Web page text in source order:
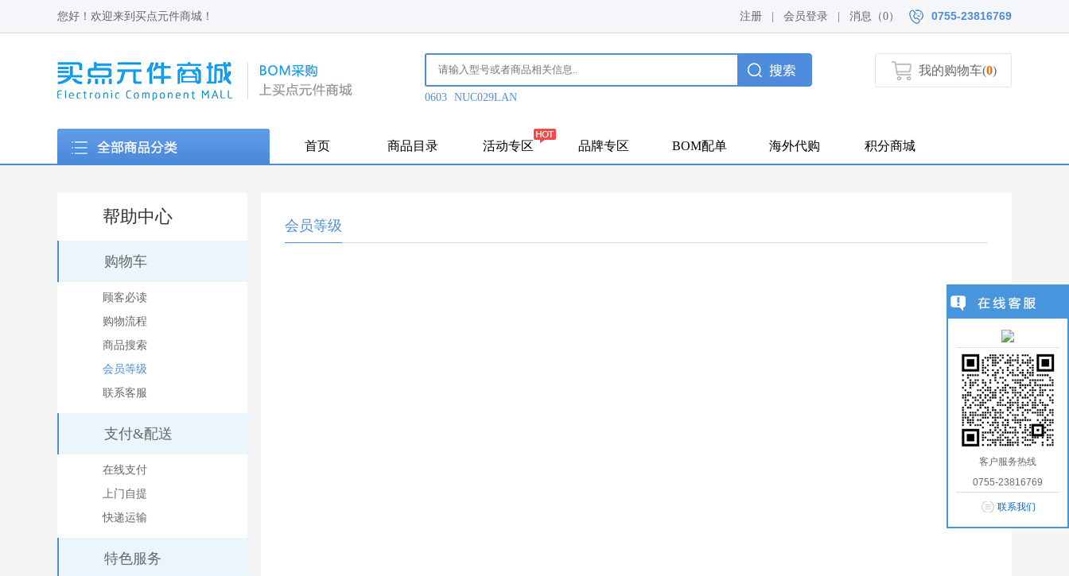
0755-23816769
注册 会员登录 消息（0）
您好！欢迎来到买点元件商城！
我的购物车(0)
0603 NUC029LAN
首页 商品目录 活动专区 品牌专区 BOM配单 海外代购 积分商城
帮助中心
购物车
顾客必读
购物流程
商品搜索
会员等级
联系客服
支付&配送
在线支付
上门自提
快递运输
特色服务
会员等级
客户服务热线
0755-23816769
联系我们